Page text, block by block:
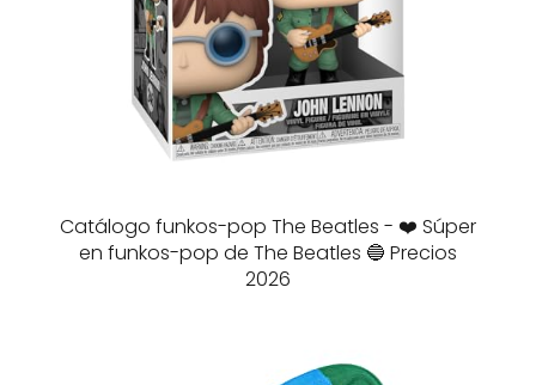
Catálogo funkos-pop The Beatles - ❤️ Súper
en funkos-pop de The Beatles 🔵 Precios
2026